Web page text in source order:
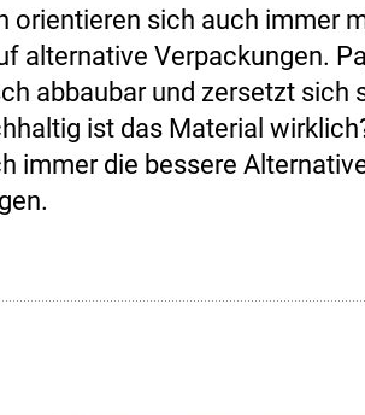
orientieren sich auch immer
alternative Verpackungen.
abbaubar und zersetzt sich
ist das Material
immer die bessere